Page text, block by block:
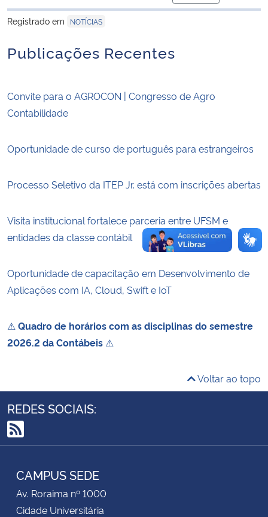
Secretaria-Geral
Gabinete de Segurança Institucional
para área de
Registrado em
NOTÍCIAS
Publicações Recentes
Convite para o AGROCON | Congresso de Agro
Contabilidade
Oportunidade de curso de português para estrangeiros
Processo Seletivo da ITEP Jr. está com inscrições abertas
Visita institucional fortalece parceria entre UFSM e
entidades da classe contábil
Oportunidade de capacitação em Desenvolvimento de
Aplicações com IA, Cloud, Swift e IoT
⚠ Quadro de horários com as disciplinas do semestre
2026.2 da Contábeis ⚠
Voltar ao topo
REDES SOCIAIS:
RSS
CAMPUS SEDE
Av. Roraima nº 1000
Cidade Universitária